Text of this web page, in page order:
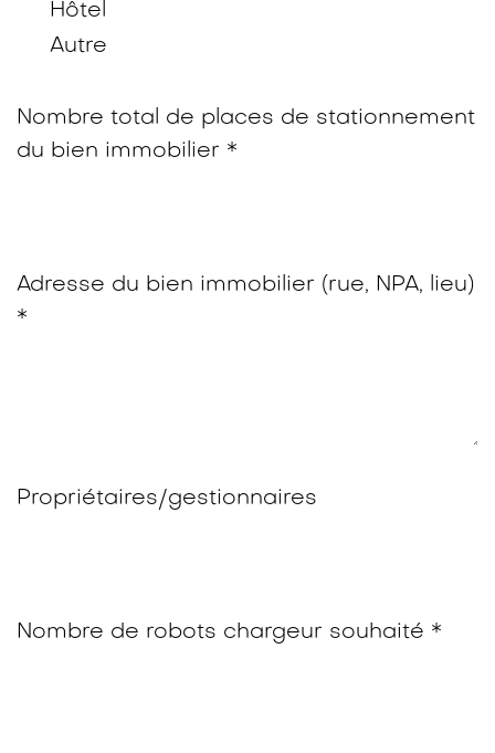
Hôtel
Autre
Nombre total de places de stationnement
du bien immobilier *
Adresse du bien immobilier (rue, NPA, lieu)
*
Propriétaires/gestionnaires
Nombre de robots chargeur souhaité *